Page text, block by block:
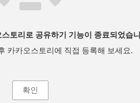
토리로 공유하기 기능이 종료되었습
카카오스토리에 직접 등록해 보세요.
확인